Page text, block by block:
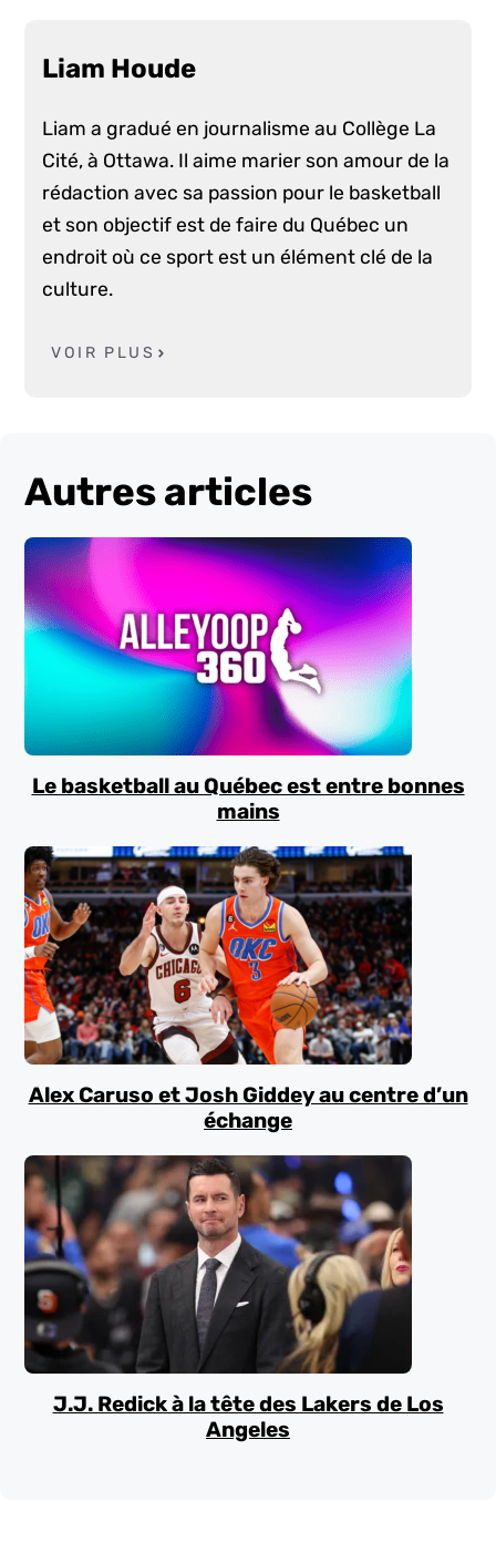
Liam Houde
Liam a gradué en journalisme au Collège La
Cité, à Ottawa. Il aime marier son amour de la
rédaction avec sa passion pour le basketball
et son objectif est de faire du Québec un
endroit où ce sport est un élément clé de la
culture.
VOIR PLUS
Autres articles
Le basketball au Québec est entre bonnes
mains
Alex Caruso et Josh Giddey au centre d’un
échange
J.J. Redick à la tête des Lakers de Los
Angeles